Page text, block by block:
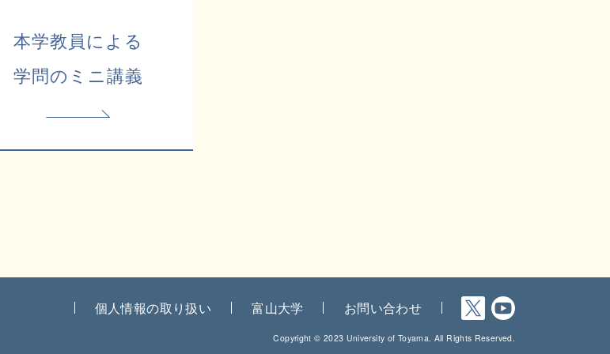
本学教員による
学問のミニ講義
個人情報の取り扱い 富山大学 お問い合わせ
Copyright © 2023 University of Toyama. All Rights Reserved.